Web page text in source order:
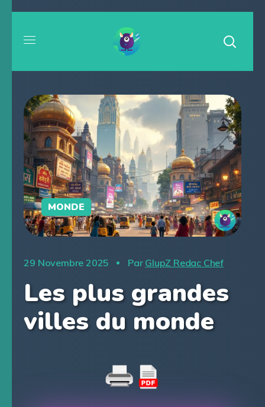
MONDE
29 Novembre 2025 Par GlupZ Redac Chef
Les plus grandes
villes du monde